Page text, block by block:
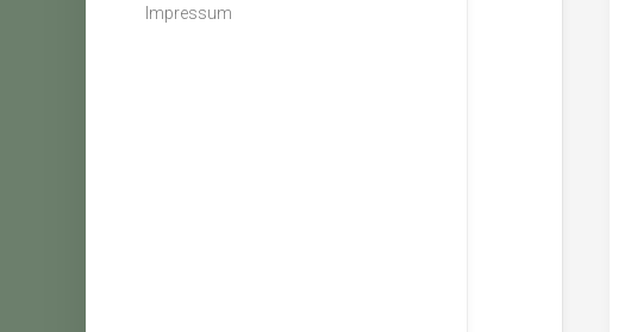
Impressum